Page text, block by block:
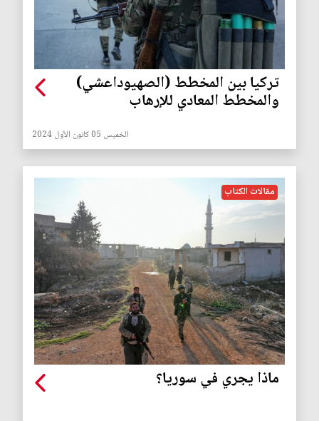
تركيا بين المخطط (الصهيوداعشي)
والمخطط المعادي للإرهاب
الخميس 05 كانون الأول 2024
مقالات الكتاب
ماذا يجري في سوريا؟